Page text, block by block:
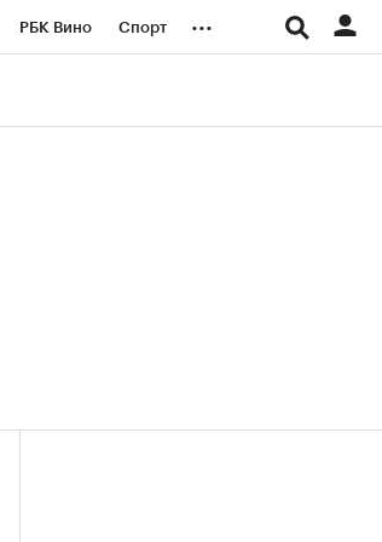
РБК Вино Спорт ...